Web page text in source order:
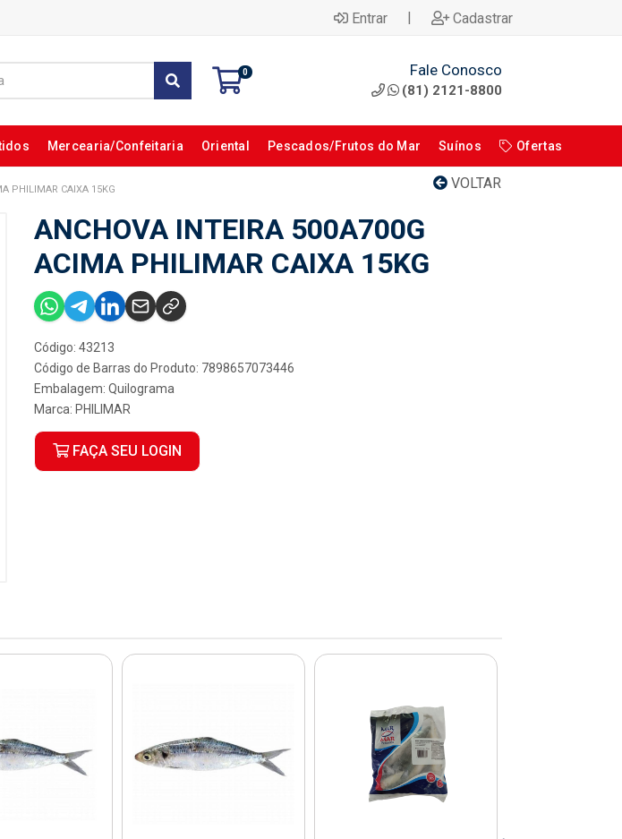
Entrar | Cadastrar
0 Fale Conosco
(81) 2121-8800
Mercearia/Confeitaria Oriental Pescados/Frutos do Mar Suínos Ofertas
VOLTAR
PHILIMAR CAIXA 15KG
ANCHOVA INTEIRA 500A700G
ACIMA PHILIMAR CAIXA 15KG
Código: 43213
Código de Barras do Produto: 7898657073446
Embalagem: Quilograma
Marca: PHILIMAR
FAÇA SEU LOGIN